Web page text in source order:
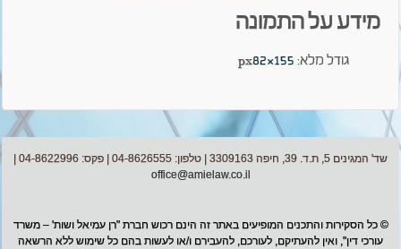
מידע על התמונה
גודל מלא:155×82
px
שד' המגינים 5, ת.ד. 39, חיפה 3309163 | טלפון: 04-8626555 | פקס: 04-8622996 |
office@amielaw.co.il
© כל הסקירות והתכנים המופיעים באתר זה הינם רכוש חברת "רן עמיאל ושות' – משרד
עורכי דין", ואין להעתיקם, לעורכם, להעבירם ו/או לעשות בהם כל שימוש ללא הרשאה